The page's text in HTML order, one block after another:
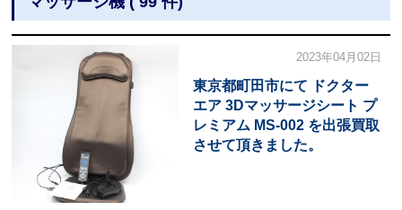
2023年04月02日
東京都町田市にて ドクター
エア 3Dマッサージシート プ
レミアム MS-002 を出張買取
させて頂きました。